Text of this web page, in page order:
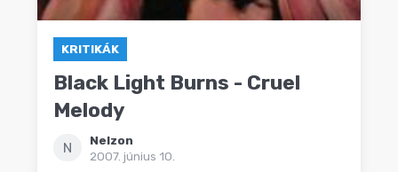
KRITIKÁK
Black Light Burns - Cruel
Melody
N
Nelzon
2007. június 10.